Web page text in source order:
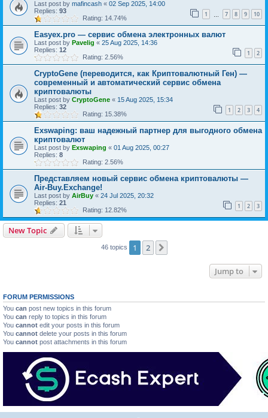
Last post by mafincash « 02 Sep 2025, 14:00
Replies: 93 1 7 8 9 10
Rating: 14.74%
Easyex.pro — сервис обмена электронных валют
Last post by Pavelig « 25 Aug 2025, 14:36
Replies: 12 1 2
Rating: 2.56%
CryptoGene (переводится, как Криптовалютный Ген) —
современный и автоматический сервис обмена
криптовалюты
Last post by CryptoGene « 15 Aug 2025, 15:34
Replies: 32 1 2 3 4
Rating: 15.38%
Exswaping: ваш надежный партнер для выгодного обмена
криптовалют
Last post by Exswaping « 01 Aug 2025, 00:27
Replies: 8
Rating: 2.56%
Представляем новый сервис обмена криптовалюты —
Air-Buy.Exchange!
Last post by AirBuy « 24 Jul 2025, 20:32
Replies: 21 1 2 3
Rating: 12.82%
New Topic
46 topics 1 2
Jump to
FORUM PERMISSIONS
You can post new topics in this forum
You can reply to topics in this forum
You cannot edit your posts in this forum
You cannot delete your posts in this forum
You cannot post attachments in this forum